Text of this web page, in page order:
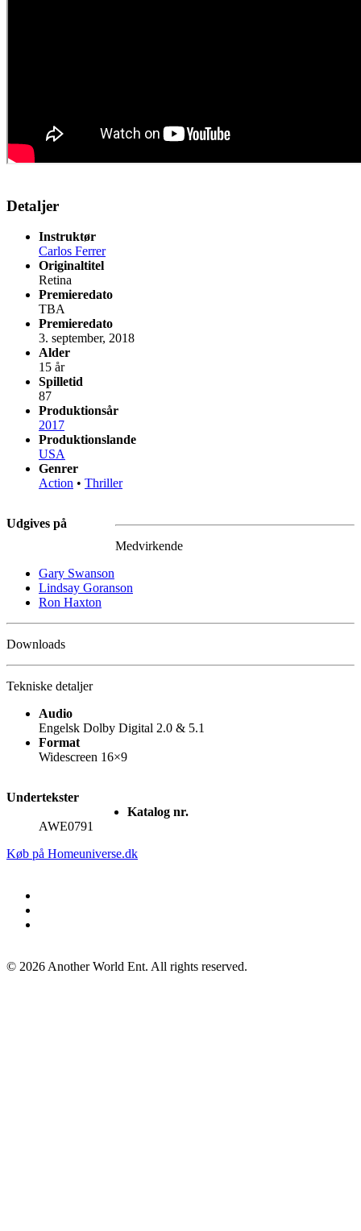
Detaljer
Instruktør
Carlos Ferrer
Originaltitel
Retina
Premieredato
TBA
Premieredato
3. september, 2018
Alder
15 år
Spilletid
87
Produktionsår
2017
Produktionslande
USA
Genrer
Action • Thriller
Udgives på
Medvirkende
Gary Swanson
Lindsay Goranson
Ron Haxton
Downloads
Tekniske detaljer
Audio
Engelsk Dolby Digital 2.0 & 5.1
Format
Widescreen 16×9
Undertekster
Katalog nr.
AWE0791
Køb på Homeuniverse.dk
© 2026 Another World Ent. All rights reserved.